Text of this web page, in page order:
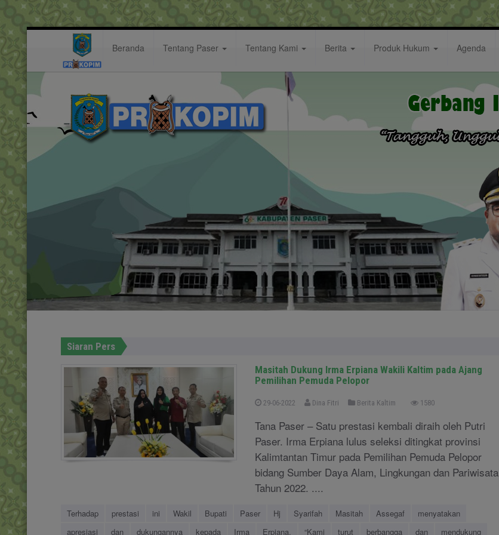
Beranda Tentang Paser Tentang Kami Berita Produk Hukum Agenda
Hastag:
Siaran Pers
Masitah Dukung Irma Erpiana Wakili Kaltim pada Ajang
Pemilihan Pemuda Pelopor
29-06-2022 Dina Fitri Berita Kaltim 1580
Tana Paser – Satu prestasi kembali diraih oleh Putri
Paser. Irma Erpiana lulus seleksi ditingkat provinsi
Kalimtantan Timur pada Pemilihan Pemuda Pelopor
bidang Sumber Daya Alam, Lingkungan dan Pariwisata
Tahun 2022. ....
Terhadap prestasi ini Wakil Bupati Paser Hj Syarifah Masitah Assegaf
menyatakan
apresiasi
dan dukungannya kepada Irma Erpiana. “Kami turut berbangga dan
mendukung